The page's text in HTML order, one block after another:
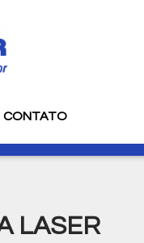
CONTATO
LASER